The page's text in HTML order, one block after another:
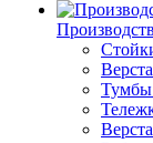
Тумбы